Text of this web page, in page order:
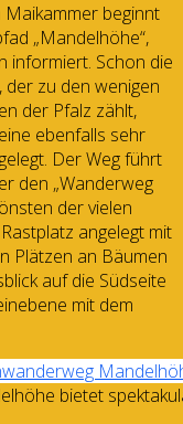
beginnt
„Mandelhöhe“,
informiert. Schon die
der zu den wenigen
der Pfalz zählt,
ebenfalls sehr
Der Weg führt
den „Wanderweg
der vielen
angelegt mit
Plätzen an Bäumen
auf die Südseite
mit dem
bietet